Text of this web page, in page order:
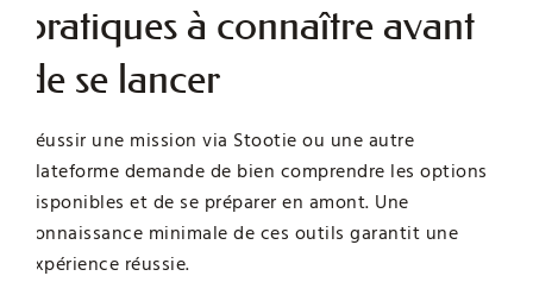
pratiques à connaître avant
de se lancer
Réussir une mission via Stootie ou une autre
plateforme demande de bien comprendre les options
disponibles et de se préparer en amont. Une
connaissance minimale de ces outils garantit une
expérience réussie.